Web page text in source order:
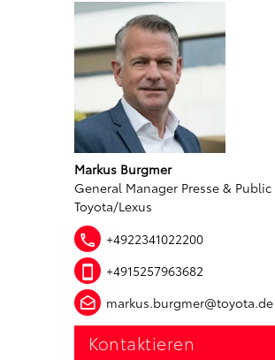
Markus Burgmer
General Manager Presse &
Toyota/Lexus
+4922341022200
+4915257963682
markus.burgmer@toyota.de
Kontaktieren